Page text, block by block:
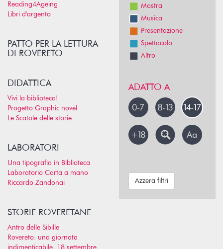
Reading4Ageing
Libri d'argento
PATTO PER LA LETTURA
DI ROVERETO
DIDATTICA
Vivi la biblioteca!
Progetto Graphic novel
Le Scatole delle storie
LABORATORI
Una tipografia in Biblioteca
Laboratorio Carta a mano
Riccardo Zandonai
STORIE ROVERETANE
Antro delle Sibille
Rovereto: una giornata
indimenticabile, 18 settembre
Mostra
Musica
Presentazione
Spettacolo
Altro
ADATTO A
Azzera filtri